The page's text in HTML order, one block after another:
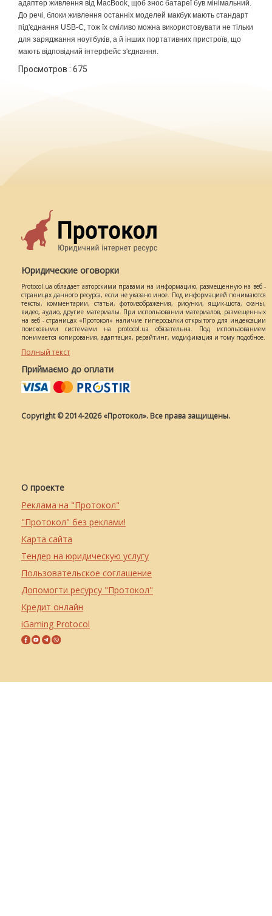
адаптер живлення від MacBook, щоб знос батареїбув мінімальний.
До речі, блоки живлення останніх моделей макбук мають стандарт
під'єднання USB-C, тож їх сміливо можна використовувати не тільки
для заряджання ноутбуків, а й інших портативних пристроїв, що
мають відповідний інтерфейс з'єднання.
Просмотров : 675
Юридические оговорки
Protocol.ua обладает авторскими правами на информацию, размещенную на веб -
страницах данного ресурса, если не указано иное. Под информацией понимаются
тексты, комментарии, статьи, фотоизображения, рисунки, ящик-шота, сканы,
видео, аудио, другие материалы. При использовании материалов, размещенных
на веб - страницах «Протокол» наличие гиперссылки открытого для индексации
поисковыми системами на protocol.ua обязательна. Под использованием
понимается копирования, адаптация, рерайтинг, модификация и тому подобное.
Полный текст
Приймаємо до оплати
Copyright © 2014-2026 «Протокол». Все права защищены.
О проекте
Реклама на "Протокол"
"Протокол" без реклами!
Карта сайта
Тендер на юридическую услугу
Пользовательское соглашение
Допомогти ресурсу "Протокол"
Кредит онлайн
iGaming Protocol